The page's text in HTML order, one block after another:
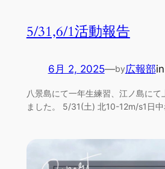
5/31,6/1活動報告
6月 2, 2025—by広報部in
八景島にて一年生練習、江ノ島に
ました。 5/31(土) 北10-12m/s1日